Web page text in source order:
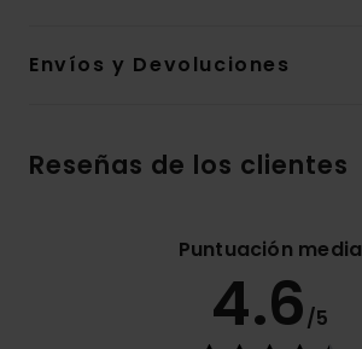
Envíos y Devoluciones
Reseñas de los clientes
Puntuación media
4.6/5